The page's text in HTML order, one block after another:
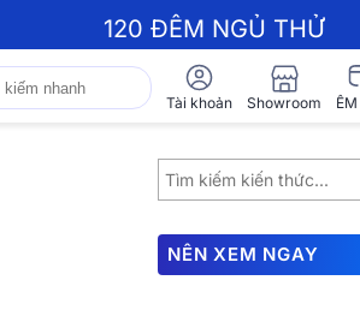
120 ĐÊM NGỦ THỬ
Tài khoản Showroom
NÊN XEM NGAY